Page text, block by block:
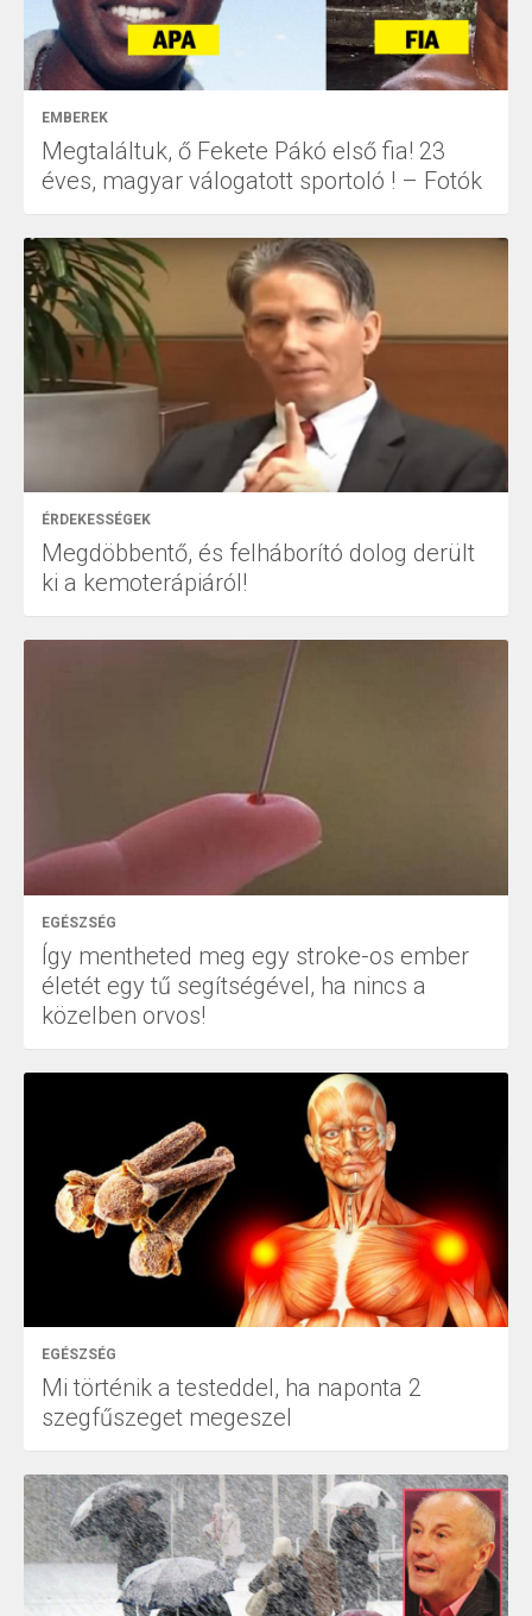
EMBEREK
Megtaláltuk, ő Fekete Pákó első fia! 23
éves, magyar válogatott sportoló ! – Fotók
ÉRDEKESSÉGEK
Megdöbbentő, és felháborító dolog derült
ki a kemoterápiáról!
EGÉSZSÉG
Így mentheted meg egy stroke-os ember
életét egy tű segítségével, ha nincs a
közelben orvos!
EGÉSZSÉG
Mi történik a testeddel, ha naponta 2
szegfűszeget megeszel